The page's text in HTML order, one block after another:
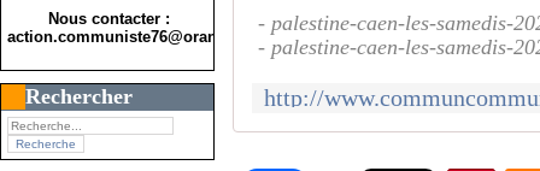
Nous contacter :
action.communiste76@orange.fr>
Rechercher
- palestine-caen-les-samedis-
- palestine-caen-les-samedis-